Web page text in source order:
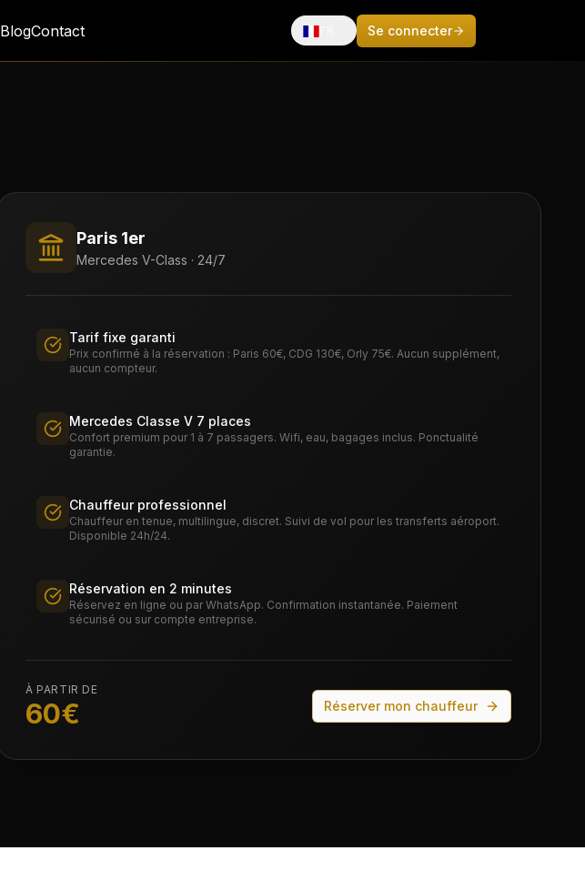
BlogContact
Italiano
Se connecter
Paris 1er
Mercedes V-Class · 24/7
Tarif fixe garanti
Prix confirmé à la réservation : Paris 60€, CDG 130€, Orly 75€. Aucun supplément,
aucun compteur.
Mercedes Classe V 7 places
Confort premium pour 1 à 7 passagers. Wifi, eau, bagages inclus. Ponctualité
garantie.
Chauffeur professionnel
Chauffeur en tenue, multilingue, discret. Suivi de vol pour les transferts aéroport.
Disponible 24h/24.
Réservation en 2 minutes
Réservez en ligne ou par WhatsApp. Confirmation instantanée. Paiement
sécurisé ou sur compte entreprise.
À PARTIR DE
60€ Réserver mon chauffeur